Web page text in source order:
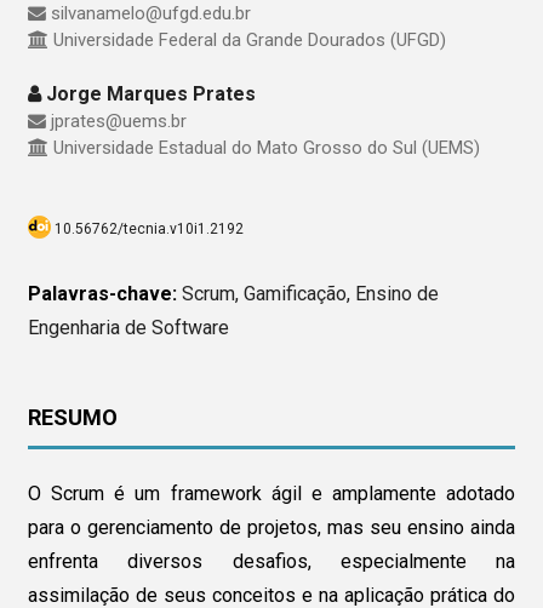
silvanamelo@ufgd.edu.br
Universidade Federal da Grande Dourados (UFGD)
Jorge Marques Prates
jprates@uems.br
Universidade Estadual do Mato Grosso do Sul (UEMS)
10.56762/tecnia.v10i1.2192
Palavras-chave: Scrum, Gamificação, Ensino de
Engenharia de Software
RESUMO
O Scrum é um framework ágil e amplamente adotado
para o gerenciamento de projetos, mas seu ensino ainda
enfrenta diversos desafios, especialmente na
assimilação de seus conceitos e na aplicação prática do